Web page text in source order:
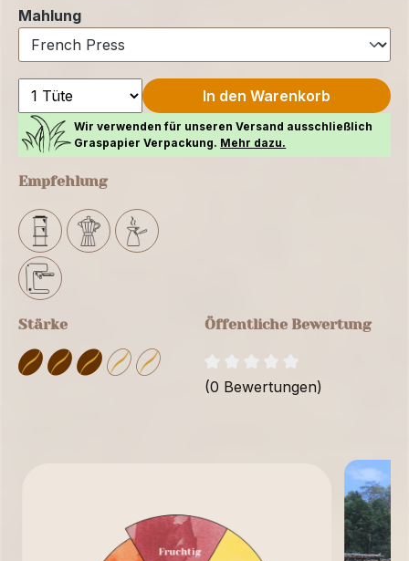
Mahlungauswählen
In den Warenkorb
Wir verwenden für unseren Versand ausschließlich
Graspapier Verpackung. Mehr dazu.
Empfehlung
Stärke Öffentliche Bewertung
(0 Bewertungen)